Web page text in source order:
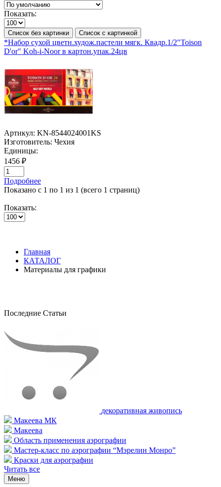
Показать:
Список без картинки Список с картинкой
*Набор сухой цветн.худож.пастели мягк. Квадр.1/2"Toison
D'or" Koh-i-Noor в картон.упак.24цв
Артикул: KN-8544024001KS
Изготовитель: Чехия
Единицы:
1456 ₽
Подробнее
Показано с 1 по 1 из 1 (всего 1 страниц)
Показать:
Главная
КАТАЛОГ
Материалы для графики
Последние Статьи
декоративная живопись
Макеева МК
Макеева
Область применения аэрографии
Мастер-класс по аэрографии “Мэрелин Монро”
Краски для аэрографии
Читать все
Меню